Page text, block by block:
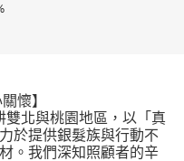
懷】
雙北與桃園地區，以「真
於提供銀髮族與行動不
。我們深知照顧者的辛